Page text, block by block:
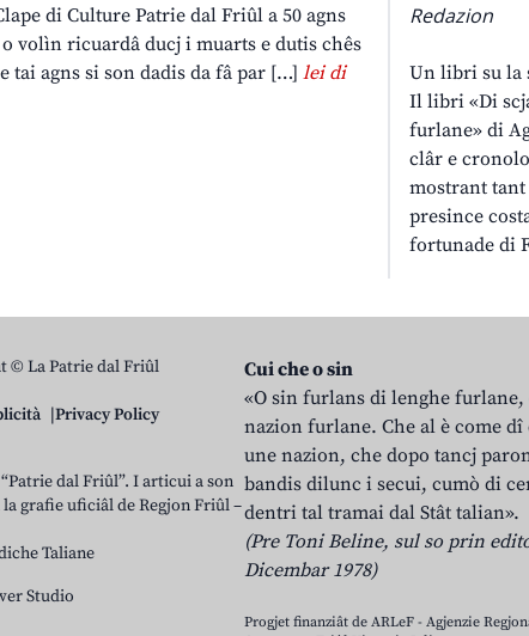
di Culture Patrie dal Friûl a 50 agns
volìn ricuardâ ducj i muarts e dutis chês
tai agns si son dadis da fâ par […] lei di
Redazion
Un libri su la
Il libri «Di
furlane» di
clâr e
mostrant
presince
fortunade di
© La Patrie dal Friûl
Privacy Policy
dal Friûl”. I articui a son
grafie uficiâl de Regjon Friûl –
Taliane
Studio
Cui che o sin
«O sin furlans di lenghe
nazion furlane. Che al è come
une nazion, che dopo tancj
bandis dilunc i secui, cumò di
dentri tal tramai dal Stât talian».
(Pre Toni Beline, sul so prin
Dicembar 1978)
Progjet finanziât de ARLeF - Agjenzie